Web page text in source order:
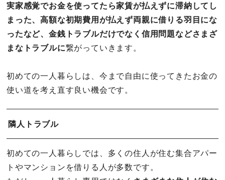
実家感覚でお金を使ってたら家賃が払えずに滞納してし
まった、高額な初期費用が払えず両親に借りる羽目にな
ったなど、金銭トラブルだけでなく信用問題などさまざ
まなトラブルに繋がっていきます。
初めての一人暮らしは、今まで自由に使ってきたお金の
使い道を考え直す良い機会です。
隣人トラブル
初めての一人暮らしでは、多くの住人が住む集合アパー
トやマンションを借りる人が多数です。